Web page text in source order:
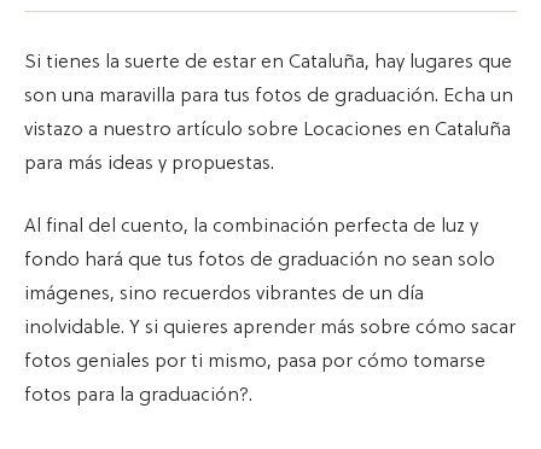
Si tienes la suerte de estar en Cataluña, hay lugares que
son una maravilla para tus fotos de graduación. Echa un
vistazo a nuestro artículo sobre Locaciones en Cataluña
para más ideas y propuestas.
Al final del cuento, la combinación perfecta de luz y
fondo hará que tus fotos de graduación no sean solo
imágenes, sino recuerdos vibrantes de un día
inolvidable. Y si quieres aprender más sobre cómo sacar
fotos geniales por ti mismo, pasa por cómo tomarse
fotos para la graduación?.